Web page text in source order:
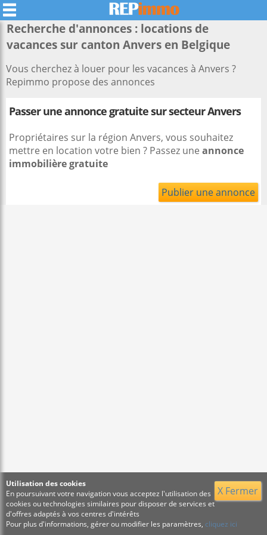
Recherche d'annonces : locations de
vacances sur canton Anvers en Belgique
Vous cherchez à louer pour les vacances à Anvers ?
Repimmo propose des annonces
Passer une annonce gratuite sur secteur Anvers
Propriétaires sur la région Anvers, vous souhaitez
mettre en location votre bien ? Passez une annonce
immobilière gratuite
Publier une annonce
X Fermer
Utilisation des cookies
En poursuivant votre navigation vous acceptez l'utilisation des
cookies ou technologies similaires pour disposer de services et
d'offres adaptés à vos centres d'intérêts
Pour plus d'informations, gérer ou modifier les paramètres, cliquez ici